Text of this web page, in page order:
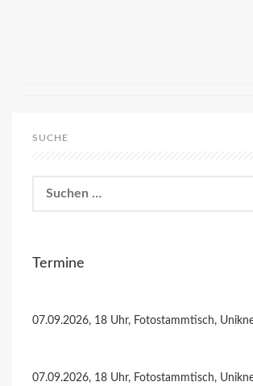
SUCHE
nach:
Termine
07.09.2026, 18 Uhr, Fotostammtisch,
07.09.2026, 18 Uhr, Fotostammtisch,